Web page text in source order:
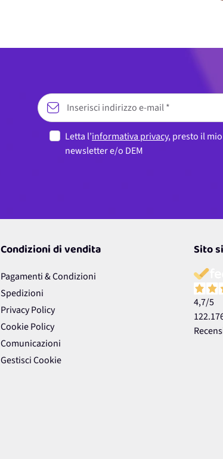
Letta l’informativa privacy, presto il
newsletter e/o DEM
Condizioni di vendita
Pagamenti & Condizioni
Spedizioni
Privacy Policy
Cookie Policy
Comunicazioni
Gestisci Cookie
Sito
4,7/5